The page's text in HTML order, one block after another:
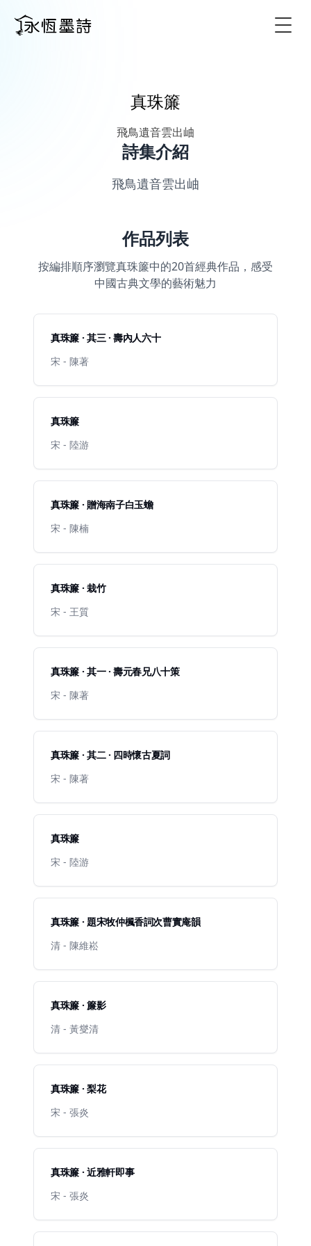
真珠簾
飛鳥遺音雲出岫
詩集介紹
飛鳥遺音雲出岫
作品列表
按編排順序瀏覽真珠簾中的20首經典作品，感受
中國古典文學的藝術魅力
真珠簾 · 其三 · 壽內人六十
宋 - 陳著
真珠簾
宋 - 陸游
真珠簾 · 贈海南子白玉蟾
宋 - 陳楠
真珠簾 · 栽竹
宋 - 王質
真珠簾 · 其一 · 壽元春兄八十策
宋 - 陳著
真珠簾 · 其二 · 四時懷古夏詞
宋 - 陳著
真珠簾
宋 - 陸游
真珠簾 · 題宋牧仲楓香詞次曹實庵韻
清 - 陳維崧
真珠簾 · 簾影
清 - 黃燮清
真珠簾 · 梨花
宋 - 張炎
真珠簾 · 近雅軒即事
宋 - 張炎